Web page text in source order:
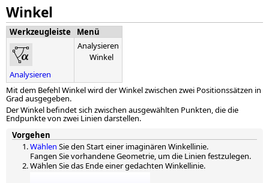
Winkel
Werkzeugleiste Menü
Analysieren
Analysieren
Winkel
Mit dem Befehl Winkel wird der Winkel zwischen zwei Positionssätzen in
Grad ausgegeben.
Der Winkel befindet sich zwischen ausgewählten Punkten, die die
Endpunkte von zwei Linien darstellen.
Vorgehen
Wählen Sie den Start einer imaginären Winkellinie.
Fangen Sie vorhandene Geometrie, um die Linien festzulegen.
Wählen Sie das Ende einer gedachten Winkellinie.